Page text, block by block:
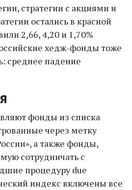
стратегии с акциями и
остались в красной
2,66, 4,20 и 1,70%
хедж-фонды тоже
среднее падение
фонды из списка
через метку
а также фонды,
сотрудничать с
процедуру due
индекс включены все